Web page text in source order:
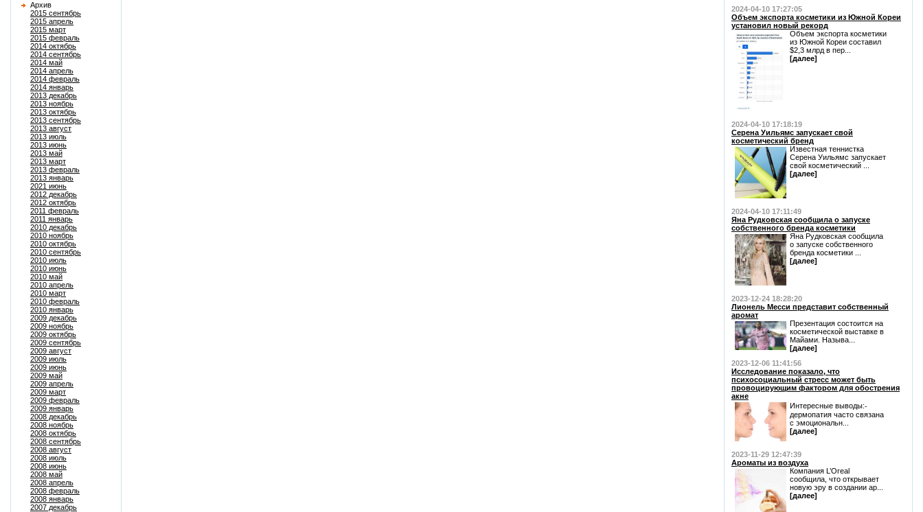
Архив
2015 сентябрь
2015 апрель
2015 март
2015 февраль
2014 октябрь
2014 сентябрь
2014 май
2014 апрель
2014 февраль
2014 январь
2013 декабрь
2013 ноябрь
2013 октябрь
2013 сентябрь
2013 август
2013 июль
2013 июнь
2013 май
2013 март
2013 февраль
2013 январь
2021 июнь
2012 декабрь
2012 октябрь
2011 февраль
2011 январь
2010 декабрь
2010 ноябрь
2010 октябрь
2010 сентябрь
2010 июль
2010 июнь
2010 май
2010 апрель
2010 март
2010 февраль
2010 январь
2009 декабрь
2009 ноябрь
2009 октябрь
2009 сентябрь
2009 август
2009 июль
2009 июнь
2009 май
2009 апрель
2009 март
2009 февраль
2009 январь
2008 декабрь
2008 ноябрь
2008 октябрь
2008 сентябрь
2008 август
2008 июль
2008 июнь
2008 май
2008 апрель
2008 февраль
2008 январь
2007 декабрь
2024-04-10 17:27:05
Объем экспорта косметики из Южной Кореи
установил новый рекорд
Объем экспорта косметики
из Южной Кореи составил
$2,3 млрд в пер...
[далее]
2024-04-10 17:18:19
Серена Уильямс запускает свой
косметический бренд
Известная теннистка
Серена Уильямс запускает
свой косметический ...
[далее]
2024-04-10 17:11:49
Яна Рудковская сообщила о запуске
собственного бренда косметики
Яна Рудковская сообщила
о запуске собственного
бренда косметики ...
[далее]
2023-12-24 18:28:20
Лионель Месси представит собственный
аромат
Презентация состоится на
косметической выставке в
Майами. Называ...
[далее]
2023-12-06 11:41:56
Исследование показало, что
психосоциальный стресс может быть
провоцирующим фактором для обострения
акне
Интересные выводы:⁃
дермопатия часто связана
с эмоциональн...
[далее]
2023-11-29 12:47:39
Ароматы из воздуха
Компания L’Oreal
сообщила, что открывает
новую эру в создании ар...
[далее]